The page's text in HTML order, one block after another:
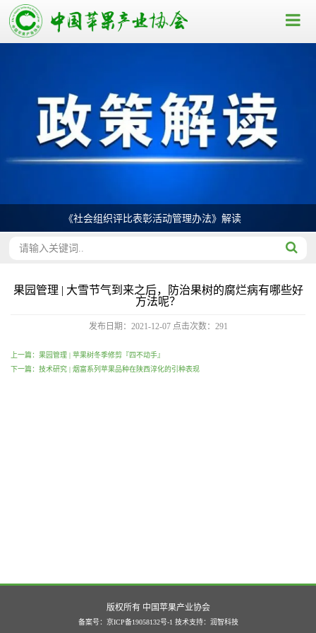
《社会组织评比表彰活动管理办法》解读
果园管理 | 大雪节气到来之后，防治果树的腐烂病有哪些好
方法呢？
发布日期：2021-12-07 点击次数： 291
上一篇：果园管理 | 苹果树冬季修剪『四不动手』
下一篇：技术研究 | 烟富系列苹果品种在陕西淳化的引种表现
版权所有 中国苹果产业协会
备案号：京ICP备19058132号-1 技术支持： 润智科技